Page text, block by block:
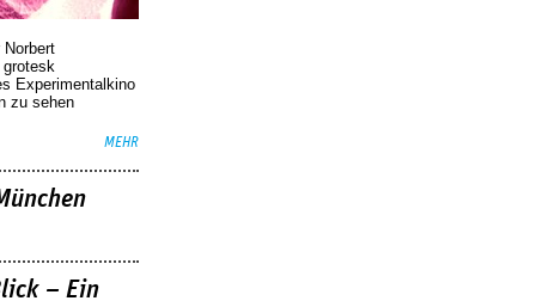
Experimentalkino
zu sehen
MEHR
– Ein